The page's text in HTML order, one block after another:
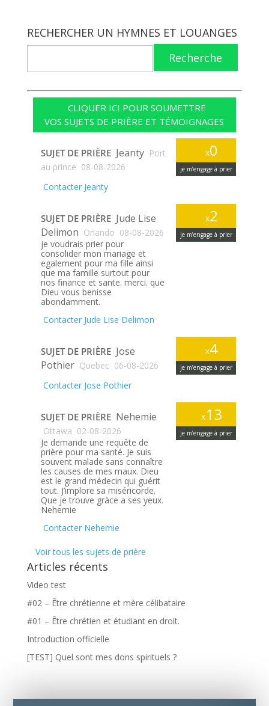
RECHERCHER UN HYMNES ET LOUANGES
Recherche
CLIQUER ICI POUR SOUMETTRE
VOS SUJETS DE PRIÈRE ET TÉMOIGNAGES
x0
je m’engage à prier
SUJET DE PRIÈRE Jeanty Port
au prince 08-08-2026
Contacter Jeanty
x2
je m’engage à prier
SUJET DE PRIÈRE Jude Lise
Delimon Orlando 08-08-2026
je voudrais prier pour
consolider mon mariage et
egalement pour ma fille ainsi
que ma famille surtout pour
nos finance et sante. merci. que
Dieu vous benisse
abondamment.
Contacter Jude Lise Delimon
x4
je m’engage à prier
SUJET DE PRIÈRE Jose
Pothier Quebec 06-08-2026
Contacter Jose Pothier
x13
je m’engage à prier
SUJET DE PRIÈRE Nehemie
Ottawa 02-08-2026
Je demande une requête de
prière pour ma santé. Je suis
souvent malade sans connaître
les causes de mes maux. Dieu
est le grand médecin qui guérit
tout. J’implore sa miséricorde.
Que je trouve gràce a ses yeux.
Nehemie
Contacter Nehemie
Voir tous les sujets de prière
Articles récents
Video test
#02 – Être chrétienne et mère célibataire
#01 – Être chrétien et étudiant en droit.
Introduction officielle
[TEST] Quel sont mes dons spirituels ?